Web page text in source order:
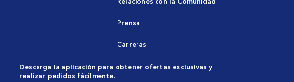
Prensa
Carreras
Descarga la aplicación para obtener ofertas exclusivas y
realizar pedidos fácilmente.